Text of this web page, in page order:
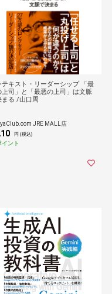
テキスト・リーダーシップ 「最
上司」と「最悪の上司」は文脈
まる /山口周
JRE MALL店
円 (税込)
イント